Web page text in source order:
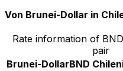
Von Brunei-Dollar in
Rate information of
pair
Brunei-DollarBND